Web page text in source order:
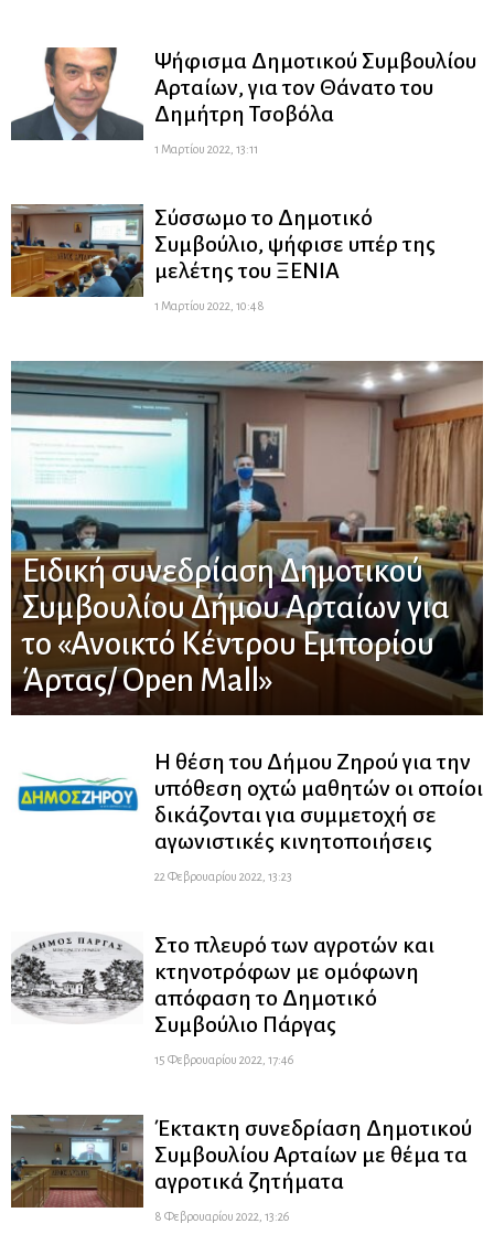
Ψήφισμα Δημοτικού Συμβουλίου
Αρταίων, για τον Θάνατο του
Δημήτρη Τσοβόλα
1 Μαρτίου 2022, 13:11
Σύσσωμο το Δημοτικό
Συμβούλιο, ψήφισε υπέρ της
μελέτης του ΞΕΝΙΑ
1 Μαρτίου 2022, 10:48
Ειδική συνεδρίαση Δημοτικού
Συμβουλίου Δήμου Αρταίων για
το «Ανοικτό Κέντρου Εμπορίου
Άρτας/ Open Mall»
Η θέση του Δήμου Ζηρού για την
υπόθεση οχτώ μαθητών οι οποίοι
δικάζονται για συμμετοχή σε
αγωνιστικές κινητοποιήσεις
22 Φεβρουαρίου 2022, 13:23
Στο πλευρό των αγροτών και
κτηνοτρόφων με ομόφωνη
απόφαση το Δημοτικό
Συμβούλιο Πάργας
15 Φεβρουαρίου 2022, 17:46
Έκτακτη συνεδρίαση Δημοτικού
Συμβουλίου Αρταίων με θέμα τα
αγροτικά ζητήματα
8 Φεβρουαρίου 2022, 13:26